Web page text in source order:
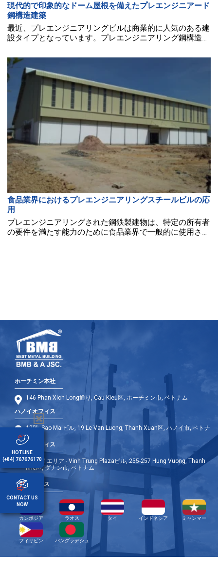
現代的で印象的なドーム屋根を備えたプレエンジニアード
鋼構造建築
最近、プレエンジニアリングビルは商業的に人気のある建
設タイプとなっています。プレエンジニアリング鋼構造物
独自の違いと特長を生み出しています。
食品業界におけるプレエンジニアリングスチールビルの応
用
プレエンジニアリングされた鋼鉄製建物は、特定の所有者
の要件を満たす能力のために食品業界で一般的に使用され
ホーチミン本社
146 Phan Xich Long通り, Cau Kieu区, ホーチミン市, ベトナム
ハノイオフィス
12階, Sao Maiビル, 19 Le Van Luong, Thanh Xuan区, ハノイ市, ベトナ
ム
ダナンオフィス
9階 - A1エリア - Vinh Trung Plazaビル, 255-257 Hung Vuong, Thanh
Khe区, ダナン市, ベトナム
海外オフィス
カンボジア ラオス タイ インドネシア ミャンマー
フィリピン バングラデシュ
HOTLINE
(+84) 767676170
CONTACT US
NOW